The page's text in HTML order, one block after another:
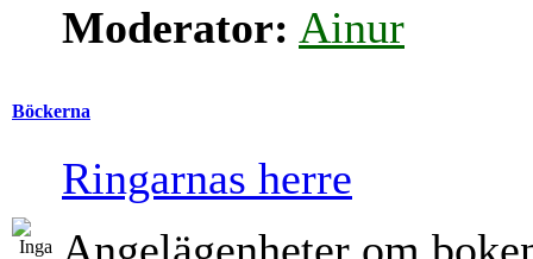
Moderator: Ainur
Böckerna
Ringarnas herre